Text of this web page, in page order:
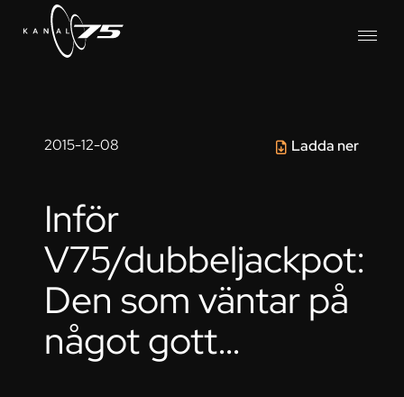
2015-12-08 Ladda ner
Inför
V75/dubbeljackpot:
Den som väntar på
något gott…